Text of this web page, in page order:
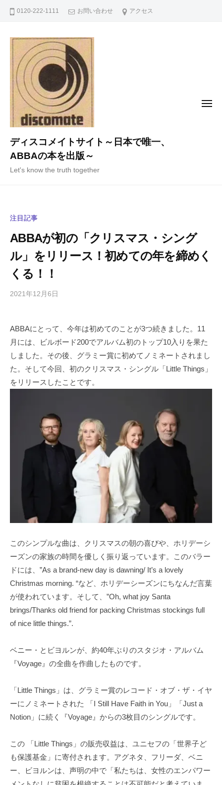
0120-222-1111 お問い合わせ アクセス
ディスコメイトサイト～日本で唯一、
ABBAの本を出版～
Let's know the truth together
メ
注目記事
ABBAが初の「クリスマス・シング
ル」をリリース！初めての年を締めく
くる！！
2021年12月6日
g
a
s
i
m
a
の
コ
メ
ン
ABBAにとって、今年は初めてのことが3つ続きました。11
月には、ビルボード200でアルバム初のトップ10入りを果た
しました。その後、グラミー賞に初めてノミネートされまし
た。そして今回、初のクリスマス・シングル「Little Things」
をリリースしたことです。
このシンプルな曲は、クリスマスの朝の喜びや、ホリデーシ
ーズンの家族の時間を優しく振り返っています。このバラー
ドには、”As a brand-new day is dawning/ It’s a lovely
Christmas morning. “など、ホリデーシーズンにちなんだ言葉
が使われています。そして、”Oh, what joy Santa
brings/Thanks old friend for packing Christmas stockings full
of nice little things.”.
ベニー・とビヨルンが、約40年ぶりのスタジオ・アルバム
『Voyage』の全曲を作曲したものです。
「Little Things」は、グラミー賞のレコード・オブ・ザ・イヤ
ーにノミネートされた 「I Still Have Faith in You」「Just a
Notion」に続く『Voyage』からの3枚目のシングルです。
この 「Little Things」の販売収益は、ユニセフの「世界子ど
も保護基金」に寄付されます。アグネタ、フリーダ、ベニ
ー、ビヨルンは、声明の中で「私たちは、女性のエンパワー